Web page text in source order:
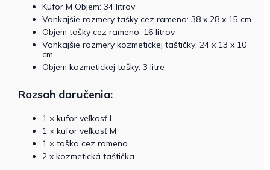
Kufor M Objem: 34 litrov
Vonkajšie rozmery tašky cez rameno: 38 x 28 x 15 cm
Objem tašky cez rameno: 16 litrov
Vonkajšie rozmery kozmetickej taštičky: 24 x 13 x 10
cm
Objem kozmetickej tašky: 3 litre
Rozsah doručenia:
1 × kufor veľkosť L
1 × kufor veľkosť M
1 × taška cez rameno
2 x kozmetická taštička